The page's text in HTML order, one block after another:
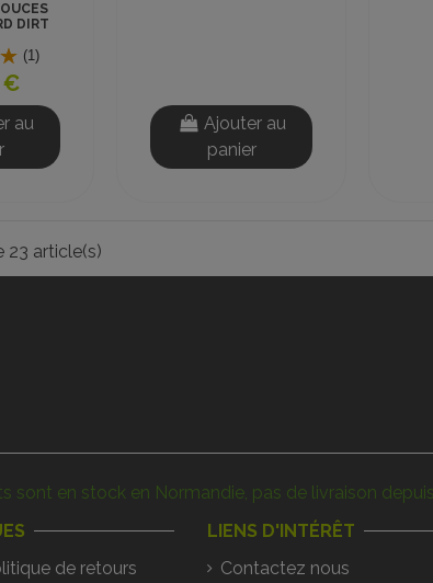
DIRT
(1)
€
au
Ajouter au
panier
23 article(s)
sont en stock en Normandie, pas de livraison
de retours
LIENS D'INTÉRÊT
Contactez nous